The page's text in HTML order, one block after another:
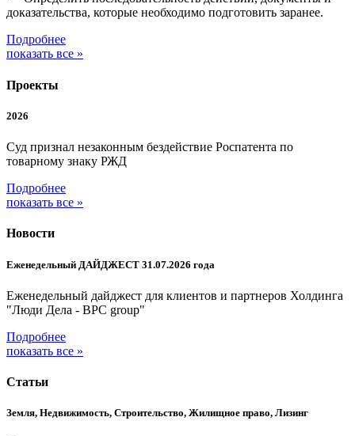
доказательства, которые необходимо подготовить заранее.
Подробнее
показать все »
Проекты
2026
Суд признал незаконным бездействие Роспатента по
товарному знаку РЖД
Подробнее
показать все »
Новости
Еженедельный ДАЙДЖЕСТ 31.07.2026 года
Еженедельный дайджест для клиентов и партнеров Холдинга
"Люди Дела - BPC group"
Подробнее
показать все »
Статьи
Земля, Недвижимость, Строительство, Жилищное право, Лизинг